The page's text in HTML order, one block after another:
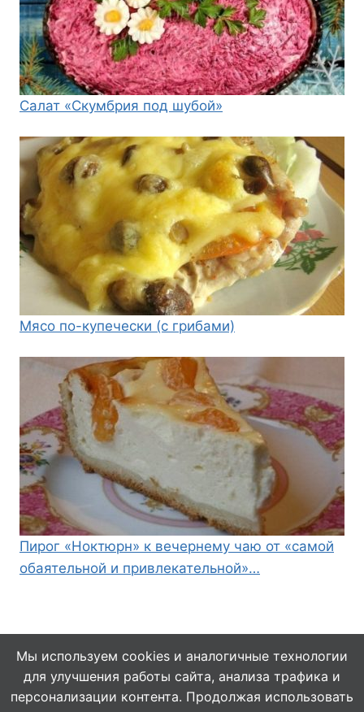
Салат «Скумбрия под шубой»
Мясо по-купечески (с грибами)
Пирог «Ноктюрн» к вечернему чаю от «самой
обаятельной и привлекательной»…
© 2026 Кулинарушка - Вкусные Рецепты
Мы используем cookies и аналогичные технологии
для улучшения работы сайта, анализа трафика и
персонализации контента. Продолжая использовать